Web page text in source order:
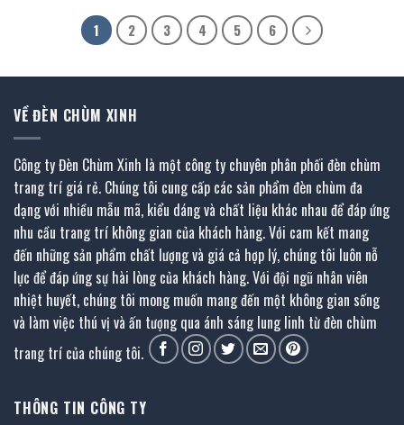
1 2 3 4 5 6
VỀ ĐÈN CHÙM XINH
Công ty Đèn Chùm Xinh là một công ty chuyên phân phối đèn chùm
trang trí giá rẻ. Chúng tôi cung cấp các sản phẩm đèn chùm đa
dạng với nhiều mẫu mã, kiểu dáng và chất liệu khác nhau để đáp ứng
nhu cầu trang trí không gian của khách hàng. Với cam kết mang
đến những sản phẩm chất lượng và giá cả hợp lý, chúng tôi luôn nỗ
lực để đáp ứng sự hài lòng của khách hàng. Với đội ngũ nhân viên
nhiệt huyết, chúng tôi mong muốn mang đến một không gian sống
và làm việc thú vị và ấn tượng qua ánh sáng lung linh từ đèn chùm
trang trí của chúng tôi.
THÔNG TIN CÔNG TY